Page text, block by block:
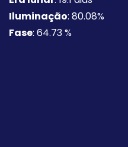
Iluminação: 80.08%
Fase: 64.73 %